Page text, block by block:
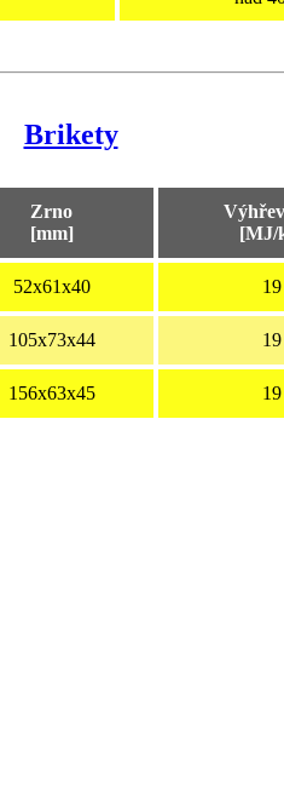
Brikety
Zrno
[mm]
[MJ/
52x61x40 19
105x73x44 19
156x63x45 19